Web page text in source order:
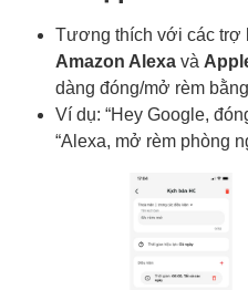
Tương thích với các trợ
Amazon Alexa và
dàng đóng/mở rèm
Ví dụ: “Hey Google,
“Alexa, mở rèm phòng